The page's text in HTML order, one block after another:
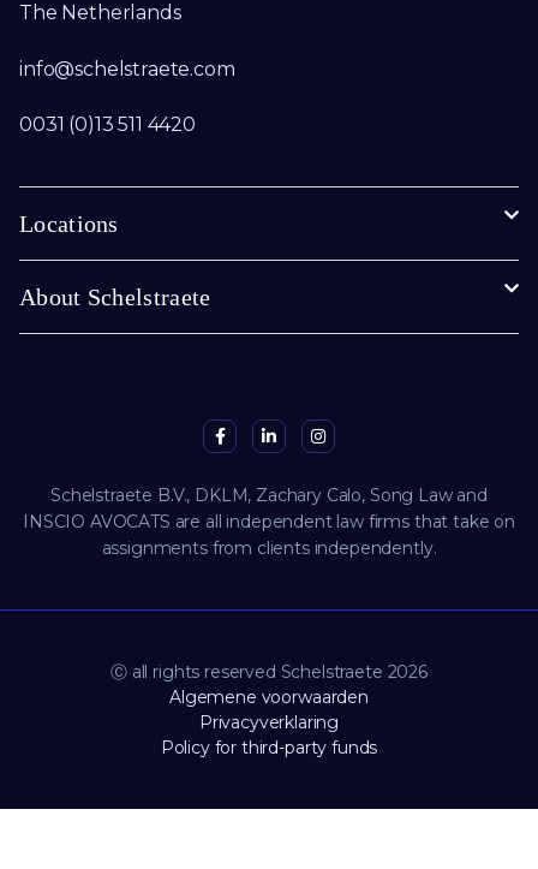
The Netherlands
info@schelstraete.com​
0031 (0)13 511 4420
Locations
About Schelstraete
Schelstraete B.V., DKLM, Zachary Calo, Song Law and
INSCIO AVOCATS are all independent law firms that take on
assignments from clients independently.
Ⓒ all rights reserved Schelstraete 2026
Algemene voorwaarden
Privacyverklaring
Policy for third-party funds